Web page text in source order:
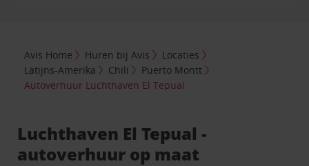
Avis Home Huren bij Avis
Locaties
Latijns-Amerika
Chili
Puerto Montt
Autoverhuur Luchthaven El Tepual
Luchthaven El Tepual -
autoverhuur op maat